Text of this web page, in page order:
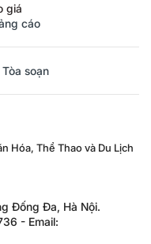
giá
cáo
Tòa soạn
Hóa, Thể Thao và Du Lịch
Đống Đa, Hà Nội.
- Email: